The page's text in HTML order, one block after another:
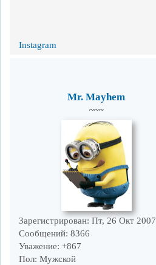
Instagram
Mr. Mayhem
~~~
Зарегистрирован: Пт, 26 Окт 2007
Сообщений: 8366
Уважение: +867
Пол: Мужской